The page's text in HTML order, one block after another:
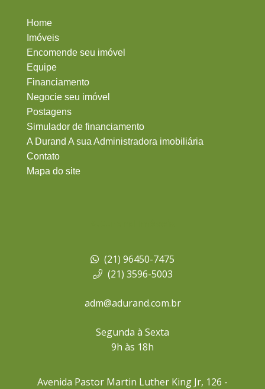
Home
Imóveis
Encomende seu imóvel
Equipe
Financiamento
Negocie seu imóvel
Postagens
Simulador de financiamento
A Durand A sua Administradora imobiliária
Contato
Mapa do site
(21) 96450-7475
(21) 3596-5003
adm@adurand.com.br
Segunda à Sexta
9h às 18h
Avenida Pastor Martin Luther King Jr, 126 -